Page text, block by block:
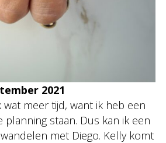
2021
meer tijd, want ik heb een
planning staan. Dus kan ik een
met Diego. Kelly komt